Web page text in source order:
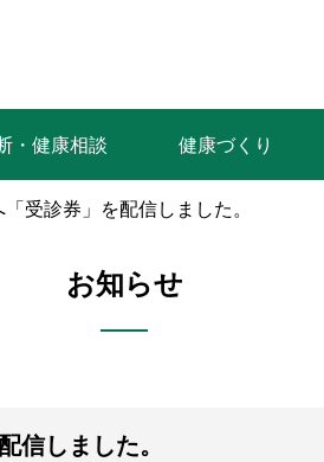
・健康相談 健康づくり
受診券」を配信しました。
お知らせ
信しました。